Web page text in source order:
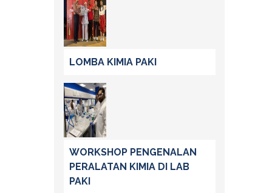
LOMBA KIMIA PAKI
WORKSHOP PENGENALAN
PERALATAN KIMIA DI LAB
PAKI